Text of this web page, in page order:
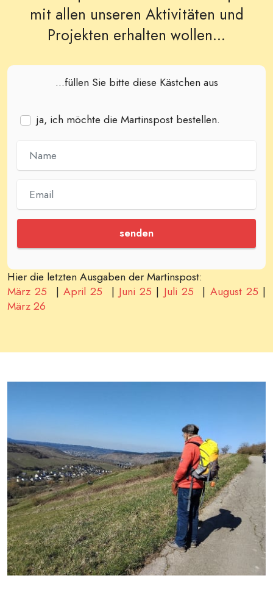
mit allen unseren Aktivitäten und
Projekten erhalten wollen...
...füllen Sie bitte diese Kästchen aus
ja, ich möchte die Martinspost bestellen.
senden
Hier die letzten Ausgaben der Martinspost:
März 25 | April 25 | Juni 25 | Juli 25 | August 25 |
März 26